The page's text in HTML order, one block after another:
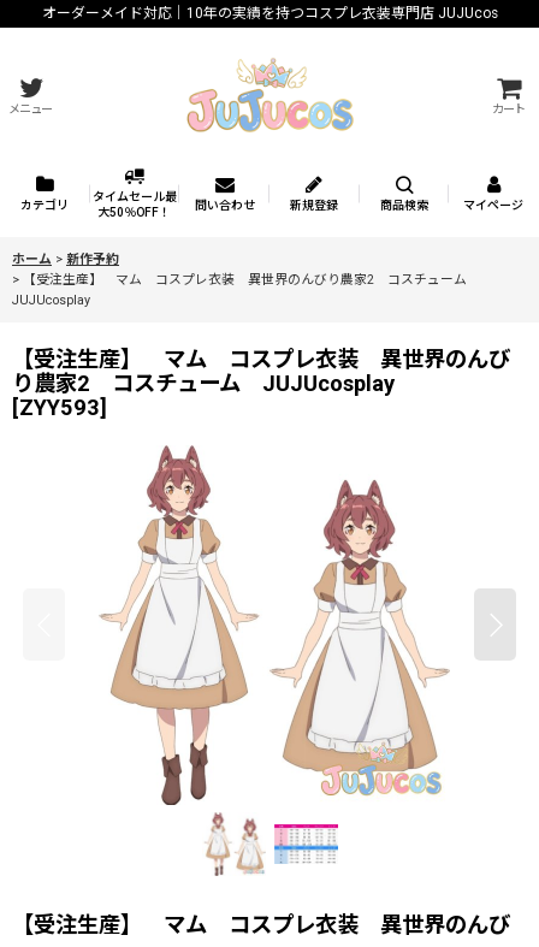
オーダーメイド対応｜10年の実績を持つコスプレ衣装専門店 JUJUcos
メニュー カート
カテゴリ
タイムセール最
大50％OFF！
問い合わせ 新規登録 商品検索 マイページ
ホーム > 新作予約
>
【受注生産】 マム コスプレ衣装 異世界のんびり農家2 コスチューム
JUJUcosplay
【受注生産】 マム コスプレ衣装 異世界のんび
り農家2 コスチューム JUJUcosplay
[ZYY593]
【受注生産】 マム コスプレ衣装 異世界のんび